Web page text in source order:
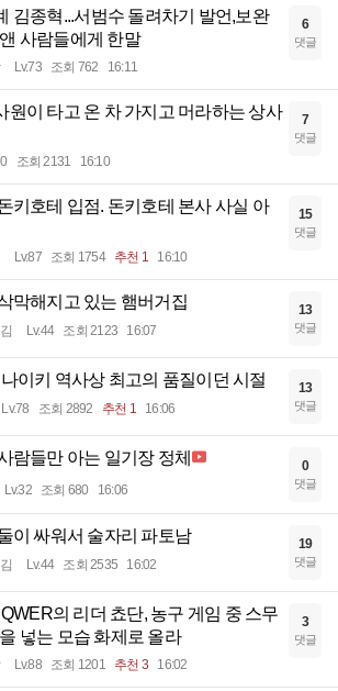
김종혁...서범수 돌려차기 발언,보완
사람들에게 한말
Lv.73 조회 762 16:11
6
댓글
원이 타고 온 차 가지고 머라하는 상사
조회 2131 16:10
7
댓글
키호테 입점. 돈키호테 본사 사실 아
Lv.87 조회 1754 추천 1 16:10
15
댓글
막해지고 있는 햄버거집
Lv.44 조회 2123 16:07
13
댓글
나이키 역사상 최고의 품질이던 시절
Lv.78 조회 2892 추천 1 16:06
13
댓글
람들만 아는 일기장 정체
Lv.32 조회 680 16:06
0
댓글
이 싸워서 술자리 파토남
Lv.44 조회 2535 16:02
19
댓글
의 리더 쵸단, 농구 게임 중 스무
넣는 모습 화제로 올라
Lv.88 조회 1201 추천 3 16:02
3
댓글